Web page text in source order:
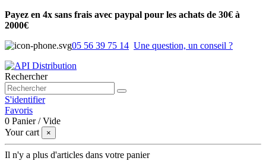
Payez en 4x sans frais avec paypal pour les achats de 30€ à
2000€
05 56 39 75 14 Une question, un conseil ?
Rechercher
S'identifier
Favoris
0 Panier /Vide
Your cart
×
Il n'y a plus d'articles dans votre panier